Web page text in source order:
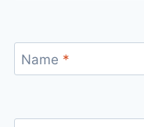
Name *